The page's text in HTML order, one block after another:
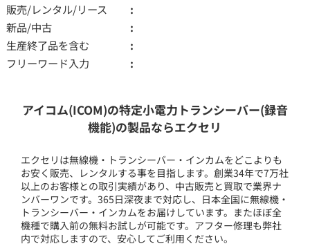
販売/レンタル/リース
新品/中古
生産終了品を含む
フリーワード入力
アイコム(ICOM)の特定小電力トランシーバー(録音
機能)の製品ならエクセリ
エクセリは無線機・トランシーバー・インカムをどこよりも
お安く販売、レンタルする事を目指します。創業34年で7万社
以上のお客様との取引実績があり、中古販売と買取で業界ナ
ンバーワンです。365日深夜まで対応し、日本全国に無線機・
トランシーバー・インカムをお届けしています。またほぼ全
機種で購入前の無料お試しが可能です。アフター修理も弊社
内で対応しますので、安心してご利用ください。